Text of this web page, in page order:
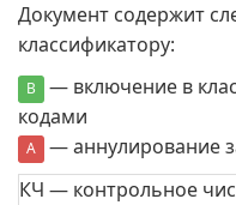
Документ содержит
классификатору:
В
— включение в
кодами
А
— аннулирование
КЧ — контрольное